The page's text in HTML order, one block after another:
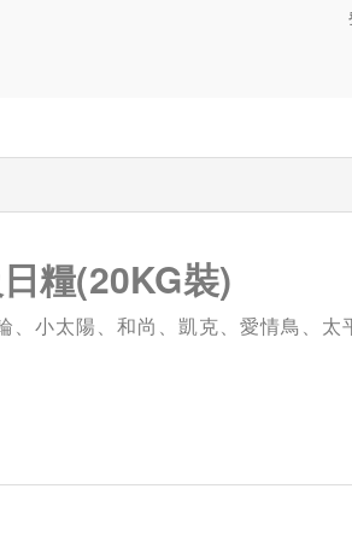
糧(20KG裝)
、小太陽、和尚、凱克、愛情鳥、太